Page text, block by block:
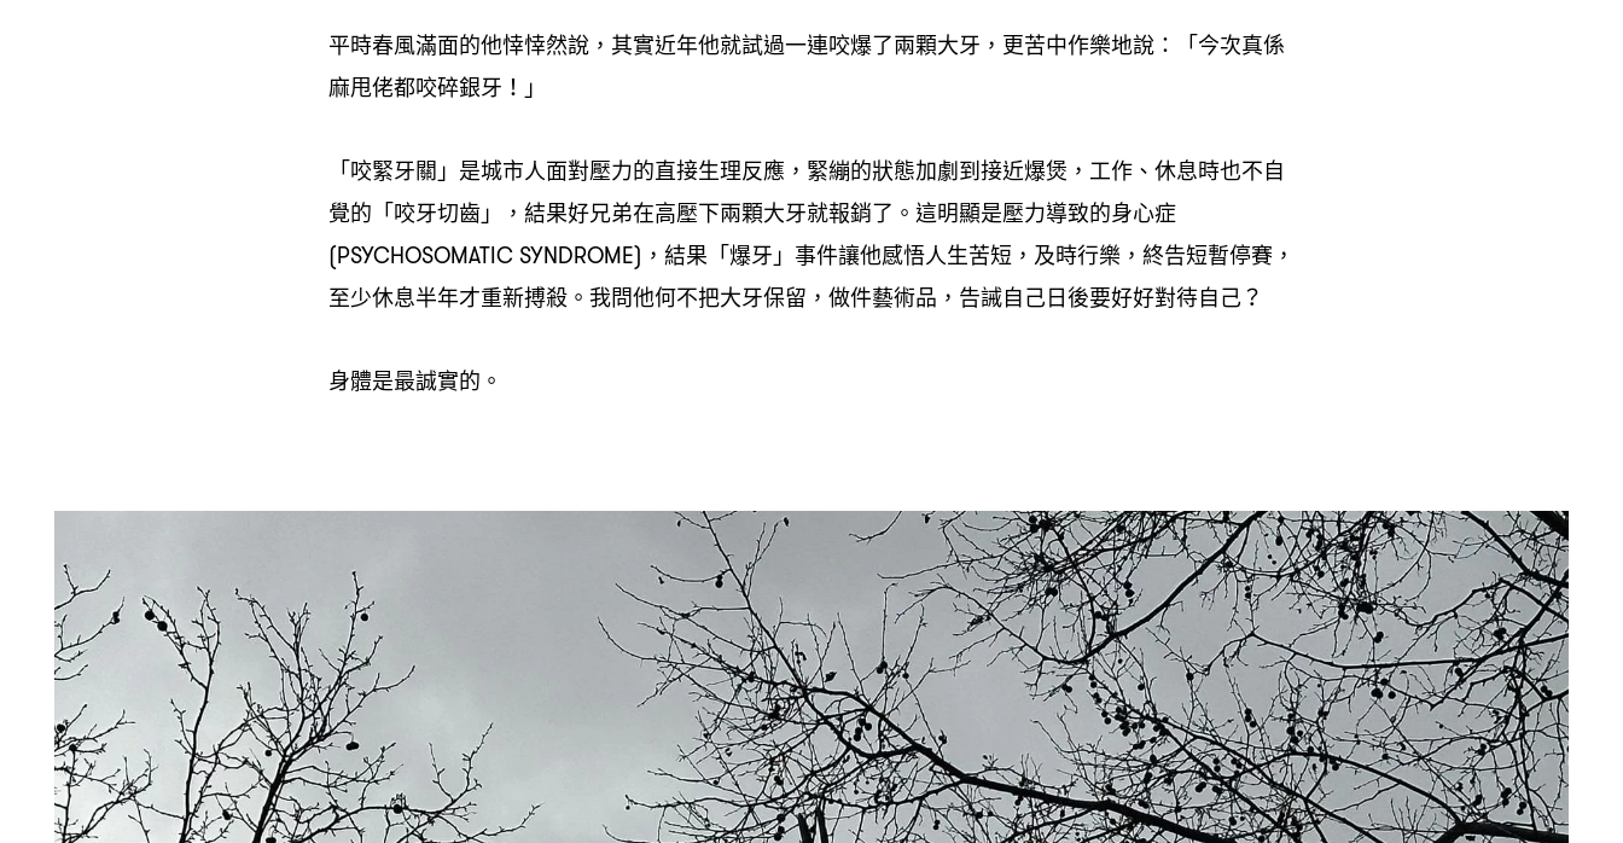
平時春風滿面的他悻悻然說 ， 其實近年他就試過一連咬爆了兩顆大牙 ， 更苦中作樂地說 ：
「今次真係
麻甩佬都咬碎銀牙 ！ 」
「咬緊牙關」是城市人面對壓力的直接生理反應 ， 緊繃的狀態加劇到接近爆煲 ， 工作、休息時也不自
覺的「咬牙切齒」
， 結果好兄弟在高壓下兩顆大牙就報銷了。這明顯是壓力導致的身心症
(PSYCHOSOMATIC SYNDROME)， 結果「爆牙」事件讓他感悟人生苦短 ， 及時行樂 ， 終告短暫停賽 ，
至少休息半年才重新搏殺。我問他何不把大牙保留 ， 做件藝術品 ， 告誡自己日後要好好對待自己？
身體是最誠實的。